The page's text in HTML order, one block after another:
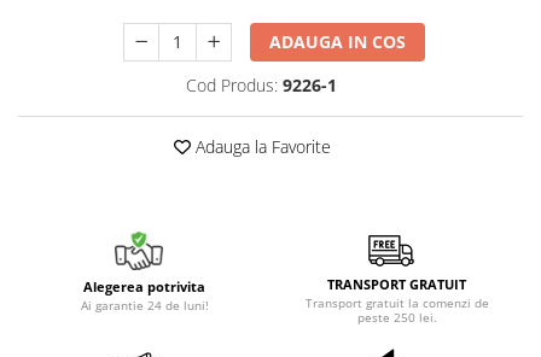
ADAUGA IN COS
Cod Produs: 9226-1
Adauga la Favorite
Alegerea potrivita
Ai garantie 24 de luni!
TRANSPORT GRATUIT
Transport gratuit la comenzi de
peste 250 lei.